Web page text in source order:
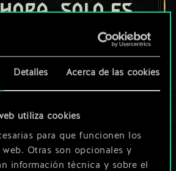
Detalles Acerca de las cookies
utiliza cookies
para que funcionen los
Otras son opcionales y
información técnica y sobre el
solo es
de
compartido.
llegar a
más!
a esta baraja y crear